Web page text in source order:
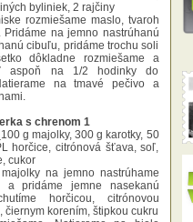
byliniek, 2 rajčiny
rozmiešame maslo, tvaroh
Pridáme na jemno nastrúhanú
cibuľu, pridáme trochu soli
dôkladne rozmiešame a
aspoň na 1/2 hodinky do
na tmavé pečivo a
s chrenom 1
100 g majolky, 300 g karotky, 50
horčice, citrónová šťava, soľ,
cukor
na jemno nastrúhame
a pridáme jemne nasekanú
horčicou, citrónovou
čiernym korením, štipkou cukru